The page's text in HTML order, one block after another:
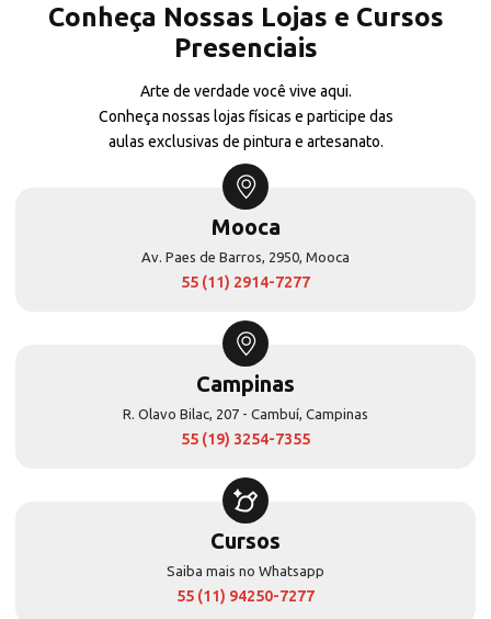
Conheça Nossas Lojas e Cursos
Presenciais
Arte de verdade você vive aqui.
Conheça nossas lojas físicas e participe das
aulas exclusivas de pintura e artesanato.
Mooca
Av. Paes de Barros, 2950, Mooca
55 (11) 2914-7277
Campinas
R. Olavo Bilac, 207 - Cambuí, Campinas
55 (19) 3254-7355
Cursos
Saiba mais no Whatsapp
55 (11) 94250-7277